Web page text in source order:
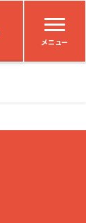
メニュー